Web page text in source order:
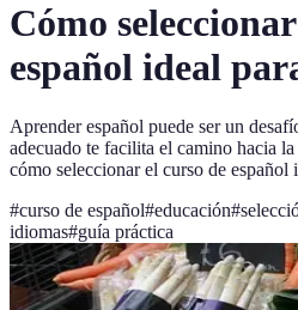
Cómo
español ideal
Aprender español puede ser un
adecuado te facilita el camino hacia
cómo seleccionar el curso de español
#curso de español#educación#
idiomas#guía práctica